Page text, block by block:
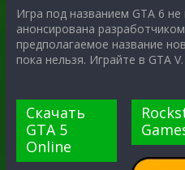
Игра под названием GTA 6
анонсирована
предполагаемое название
пока нельзя. Играйте в GTA V.
Скачать
GTA 5
Online